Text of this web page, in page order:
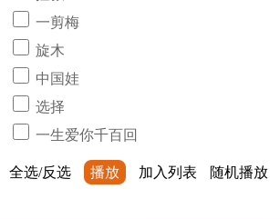
一剪梅
旋木
中国娃
选择
一生爱你千百回
全选/反选 播放 加入列表 随机播放